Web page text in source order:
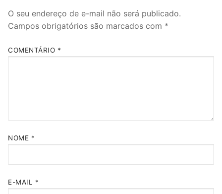
O seu endereço de e-mail não será publicado.
Campos obrigatórios são marcados com *
COMENTÁRIO *
NOME *
E-MAIL *